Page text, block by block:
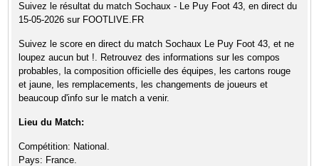
Suivez le résultat du match Sochaux - Le Puy Foot 43, en direct du
15-05-2026 sur FOOTLIVE.FR
Suivez le score en direct du match Sochaux Le Puy Foot 43, et ne
loupez aucun but !. Retrouvez des informations sur les compos
probables, la composition officielle des équipes, les cartons rouge
et jaune, les remplacements, les changements de joueurs et
beaucoup d'info sur le match a venir.
Lieu du Match:
Compétition: National.
Pays: France.